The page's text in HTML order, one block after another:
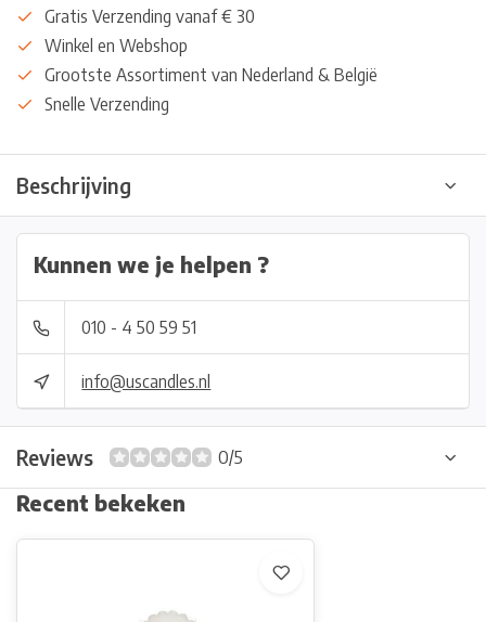
Gratis Verzending vanaf € 30
Winkel en Webshop
Grootste Assortiment van Nederland & België
Snelle Verzending
Beschrijving
Kunnen we je helpen ?
010 - 4 50 59 51
info@uscandles.nl
Reviews 0/5
Recent bekeken